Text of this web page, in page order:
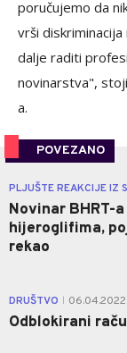
poručujemo da
vrši
dalje raditi
novinarstva",
a.
POVEZANO
PLJUŠTE REAKCIJE IZ
Novinar BHRT-
hijeroglifima,
rekao
DRUŠTVO 06.04.2022.
Odblokirani